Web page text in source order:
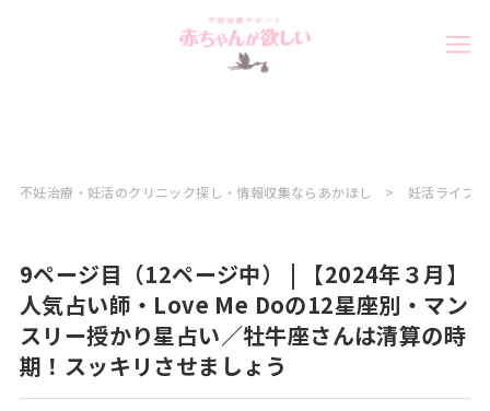
不妊治療・妊活のクリニック探し・情報収集ならあかほし 妊活ライフ
9ページ目（12ページ中） | 【2024年３月】
人気占い師・Love Me Doの12星座別・マン
スリー授かり星占い／牡牛座さんは清算の時
期！スッキリさせましょう